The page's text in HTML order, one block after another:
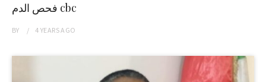
فحص الدم cbc
BY 4 YEARSAGO